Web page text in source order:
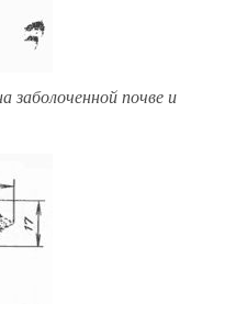
заболоченной почве и